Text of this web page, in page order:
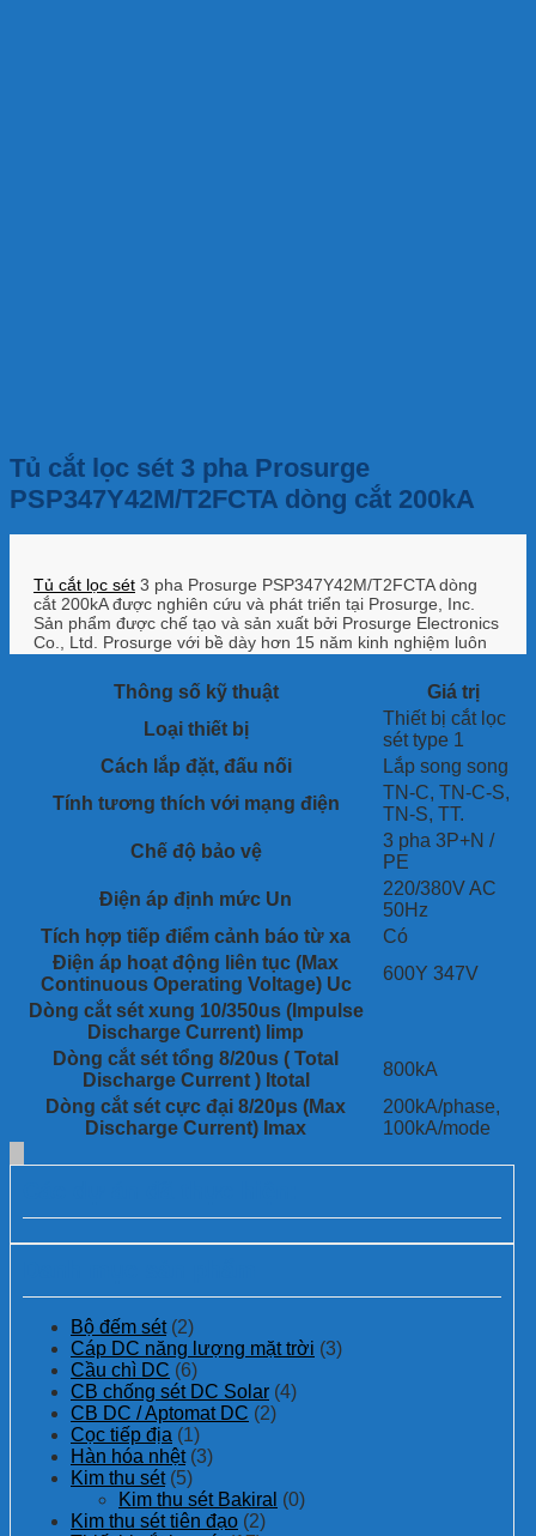
Tủ cắt lọc sét 3 pha Prosurge
PSP347Y42M/T2FCTA dòng cắt 200kA
Tủ cắt lọc sét 3 pha Prosurge PSP347Y42M/T2FCTA dòng
cắt 200kA được nghiên cứu và phát triển tại Prosurge, Inc.
Sản phẩm được chế tạo và sản xuất bởi Prosurge Electronics
Co., Ltd. Prosurge với bề dày hơn 15 năm kinh nghiệm luôn
hại của sét.
Thông số kỹ thuật
Giá trị
Loại thiết bị
Thiết bị cắt lọc
sét type 1
Cách lắp đặt, đấu nối
Lắp song song
Tính tương thích với mạng điện
TN-C, TN-C-S,
TN-S, TT.
Chế độ bảo vệ
3 pha 3P+N /
PE
Điện áp định mức Un
220/380V AC
50Hz
Tích hợp tiếp điểm cảnh báo từ xa
Có
Điện áp hoạt động liên tục (Max
Continuous Operating Voltage) Uc
600Y 347V
Dòng cắt sét xung 10/350us (Impulse
Discharge Current) Iimp
Dòng cắt sét tổng 8/20us ( Total
Discharge Current ) Itotal
800kA
Dòng cắt sét cực đại 8/20μs (Max
Discharge Current) Imax
200kA/phase,
100kA/mode
Bộ đếm sét (2)
Cáp DC năng lượng mặt trời (3)
Cầu chì DC (6)
CB chống sét DC Solar (4)
CB DC / Aptomat DC (2)
Cọc tiếp địa (1)
Hàn hóa nhệt (3)
Kim thu sét (5)
Kim thu sét Bakiral (0)
Kim thu sét tiên đạo (2)